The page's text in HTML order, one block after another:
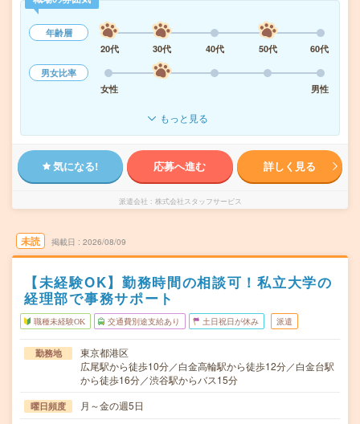
年齢層
20代
30代 40代 50代
60代
男女比率
女性
男性
もっと見る
気になる! 応募へ進む 詳しく見る
派遣会社 株式会社スタッフサービス
未読 掲載日 2026/08/09
【未経験OK】勤務時間の相談可！私立大学の
経理部で事務サポート
職種未経験OK 交通費別途支給あり 土日祝日が休み 派遣
勤務地
東京都港区
広尾駅から徒歩10分／白金高輪駅から徒歩12分／白金台駅
から徒歩16分／渋谷駅からバス15分
曜日頻度 月～金の週5日